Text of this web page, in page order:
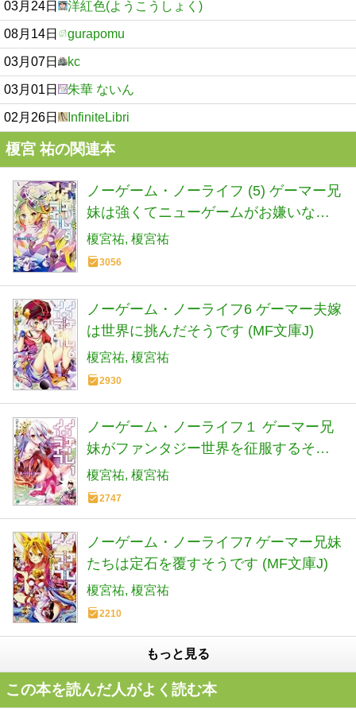
03月24日 洋紅色(ようこうしょく)
08月14日 gurapomu
03月07日 kc
03月01日 朱華 ないん
02月26日 InfiniteLibri
榎宮 祐の関連本
ノーゲーム・ノーライフ (5) ゲーマー兄
妹は強くてニューゲームがお嫌いなよ
うです (MF文庫J)
榎宮祐 榎宮祐
3056
ノーゲーム・ノーライフ6 ゲーマー夫嫁
は世界に挑んだそうです (MF文庫J)
榎宮祐 榎宮祐
2930
ノーゲーム・ノーライフ１ ゲーマー兄
妹がファンタジー世界を征服するそう
です (MF文庫 J か 12-1)
榎宮祐 榎宮祐
2747
ノーゲーム・ノーライフ7 ゲーマー兄妹
たちは定石を覆すそうです (MF文庫J)
榎宮祐 榎宮祐
2210
もっと見る
この本を読んだ人がよく読む本